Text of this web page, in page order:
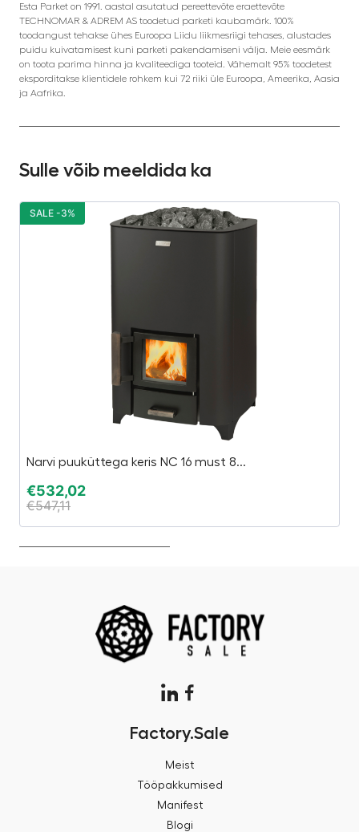
Esta Parket on 1991. aastal asutatud pereettevõte eraettevõte
TECHNOMAR & ADREM AS toodetud parketi kaubamärk. 100%
toodangust tehakse ühes Euroopa Liidu liikmesriigi tehases, alustades
puidu kuivatamisest kuni parketi pakendamiseni välja. Meie eesmärk
on toota parima hinna ja kvaliteediga tooteid. Vähemalt 95% toodetest
eksporditakse klientidele rohkem kui 72 riiki üle Euroopa, Ameerika, Aasia
ja Aafrika.
Sulle võib meeldida ka
Narvi puuküttega keris NC 16 must 8...
€532,02
€547,11
SALE -3%
Factory.Sale
Meist
Tööpakkumised
Manifest
Blogi